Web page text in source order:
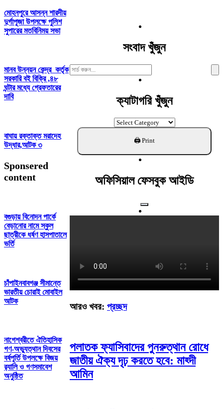
মোহনপুরে আসন্ন শারদীয়
দুর্গাপূজা উপলক্ষে পুলিশ
সুপারের মতবিনিময় সভা
মানব উন্নয়ন কেন্দ্র কর্তৃক
সরকারি বই বিক্রি ,৪৮
ঘন্টার মধ্যে গ্রেফতারের
দাবি
বাঘায় রক্তাক্ত মরাদেহ
উদ্ধার,আটক ৩
Sponsered
content
বগুড়ায় বিনোদন পার্কে
বেড়ানোর নামে স্কুল
ছাত্রীকে ধর্ষণ হাসপাতালে
ভর্তি
চাঁপাইনবাবগঞ্জ সীমান্তে
ভারতীয় চোরাই মোবাইল
আটক
নাগেশ্বরীতে ঐতিহাসিক
গণ-অভ্যুত্থান দিবসের
বর্ষপূর্তি উপলক্ষে বিজয়
র‌্যালি ও গণসমাবেশ
অনুষ্ঠিত
সংবাদ খুঁজুন
Search
For:
ক্যাটাগরি খুঁজুন
ক্যাটাগরি
খুঁজুন
অফিসিয়াল ফেসবুক আইডি
আরও খবর: প্রচ্ছদ
পলাতক ফ্যাসিবাদের পুনরুত্থান রোধে
জাতীয় ঐক্য দৃঢ় করতে হবে: মাহ্দী
আমিন